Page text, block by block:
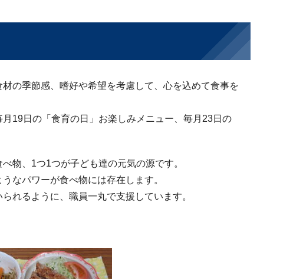
の季節感、嗜好や希望を考慮して、心を込めて食事を
19日の「食育の日」お楽しみメニュー、毎月23日の
物、1つ1つが子ども達の元気の源です。
なパワーが食べ物には存在します。
れるように、職員一丸で支援しています。